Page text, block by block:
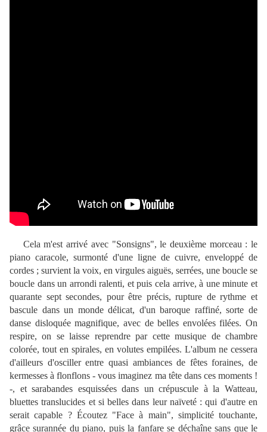
Cela m'est arrivé avec "Sonsigns", le deuxième morceau : le
piano caracole, surmonté d'une ligne de cuivre, enveloppé de
cordes ; survient la voix, en virgules aiguës, serrées, une boucle se
boucle dans un arrondi ralenti, et puis cela arrive, à une minute et
quarante sept secondes, pour être précis, rupture de rythme et
bascule dans un monde délicat, d'un baroque raffiné, sorte de
danse disloquée magnifique, avec de belles envolées filées. On
respire, on se laisse reprendre par cette musique de chambre
colorée, tout en spirales, en volutes empilées. L'album ne cessera
d'ailleurs d'osciller entre quasi ambiances de fêtes foraines, de
kermesses à flonflons - vous imaginez ma tête dans ces moments !
-, et sarabandes esquissées dans un crépuscule à la Watteau,
bluettes translucides et si belles dans leur naïveté : qui d'autre en
serait capable ? Écoutez "Face à main", simplicité touchante,
grâce surannée du piano, puis la fanfare se déchaîne sans que le